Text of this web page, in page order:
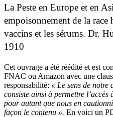
La Peste en Europe et en
empoisonnement de la race
vaccins et les sérums. Dr.
1910
Cet ouvrage a été réédité et est
FNAC ou Amazon avec une
responsabilité: « Le sens de notre
consiste ainsi à permettre l’accès
pour autant que nous en
façon le contenu ». En voici un